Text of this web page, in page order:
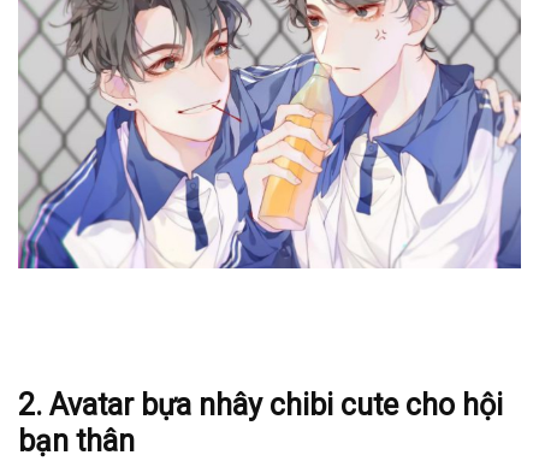
2. Avatar bựa nhây chibi cute cho hội
bạn thân